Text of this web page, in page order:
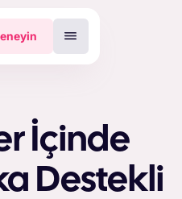
İçinde
Destekli